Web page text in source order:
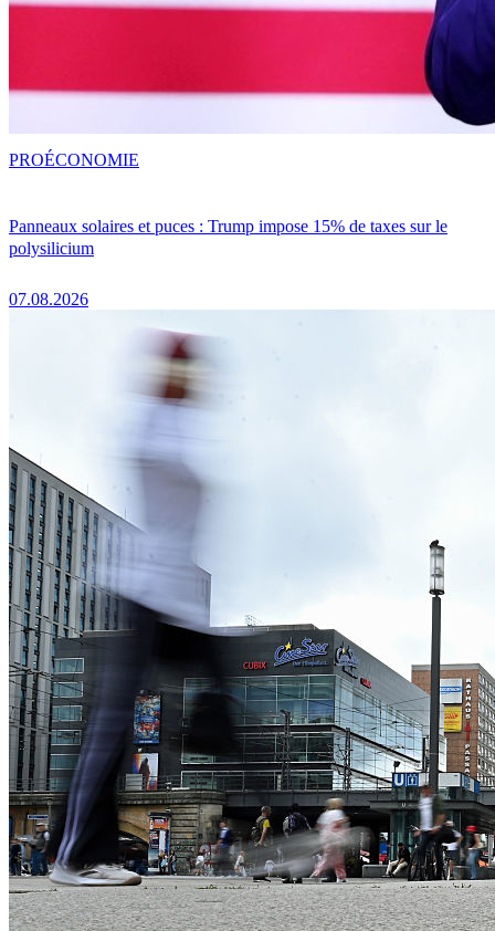
Panneaux solaires et puces : Trump impose 15% de taxes sur le
polysilicium
07.08.2026
PROÉCONOMIE